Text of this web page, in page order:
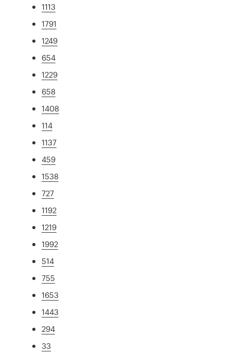
1113
1791
1249
654
1229
658
1408
114
1137
459
1538
727
1192
1219
1992
514
755
1653
1443
294
33